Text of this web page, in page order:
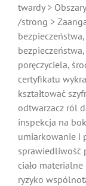
twardy >
/strong >
poręczyciela,
certyfikatu
kształtować
odtwarzacz ról
inspekcja na
umiarkowanie i
sprawiedliwość
ciało
ryzyko